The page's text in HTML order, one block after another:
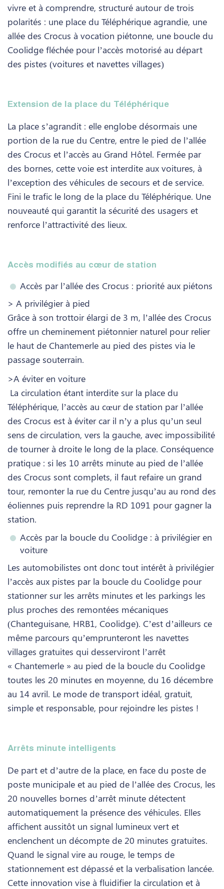
vivre et à comprendre, structuré autour de trois
polarités : une place du Téléphérique agrandie, une
allée des Crocus à vocation piétonne, une boucle du
Coolidge fléchée pour l’accès motorisé au départ
des pistes (voitures et navettes villages)
Extension de la place du Téléphérique
La place s’agrandit : elle englobe désormais une
portion de la rue du Centre, entre le pied de l’allée
des Crocus et l’accès au Grand Hôtel. Fermée par
des bornes, cette voie est interdite aux voitures, à
l’exception des véhicules de secours et de service.
Fini le trafic le long de la place du Téléphérique. Une
nouveauté qui garantit la sécurité des usagers et
renforce l’attractivité des lieux.
Accès modifiés au cœur de station
Accès par l’allée des Crocus : priorité aux piétons
> A privilégier à pied
Grâce à son trottoir élargi de 3 m, l’allée des Crocus
offre un cheminement piétonnier naturel pour relier
le haut de Chantemerle au pied des pistes via le
passage souterrain.
>A éviter en voiture
La circulation étant interdite sur la place du
Téléphérique, l’accès au cœur de station par l’allée
des Crocus est à éviter car il n’y a plus qu’un seul
sens de circulation, vers la gauche, avec impossibilité
de tourner à droite le long de la place. Conséquence
pratique : si les 10 arrêts minute au pied de l’allée
des Crocus sont complets, il faut refaire un grand
tour, remonter la rue du Centre jusqu’au au rond des
éoliennes puis reprendre la RD 1091 pour gagner la
station.
Accès par la boucle du Coolidge : à privilégier en
voiture
Les automobilistes ont donc tout intérêt à privilégier
l’accès aux pistes par la boucle du Coolidge pour
stationner sur les arrêts minutes et les parkings les
plus proches des remontées mécaniques
(Chanteguisane, HRB1, Coolidge). C’est d’ailleurs ce
même parcours qu’emprunteront les navettes
villages gratuites qui desserviront l’arrêt
« Chantemerle » au pied de la boucle du Coolidge
toutes les 20 minutes en moyenne, du 16 décembre
au 14 avril. Le mode de transport idéal, gratuit,
simple et responsable, pour rejoindre les pistes !
Arrêts minute intelligents
De part et d’autre de la place, en face du poste de
poste municipale et au pied de l’allée des Crocus, les
20 nouvelles bornes d’arrêt minute détectent
automatiquement la présence des véhicules. Elles
affichent aussitôt un signal lumineux vert et
enclenchent un décompte de 20 minutes gratuites.
Quand le signal vire au rouge, le temps de
stationnement est dépassé et la verbalisation lancée.
Cette innovation vise à fluidifier la circulation et à